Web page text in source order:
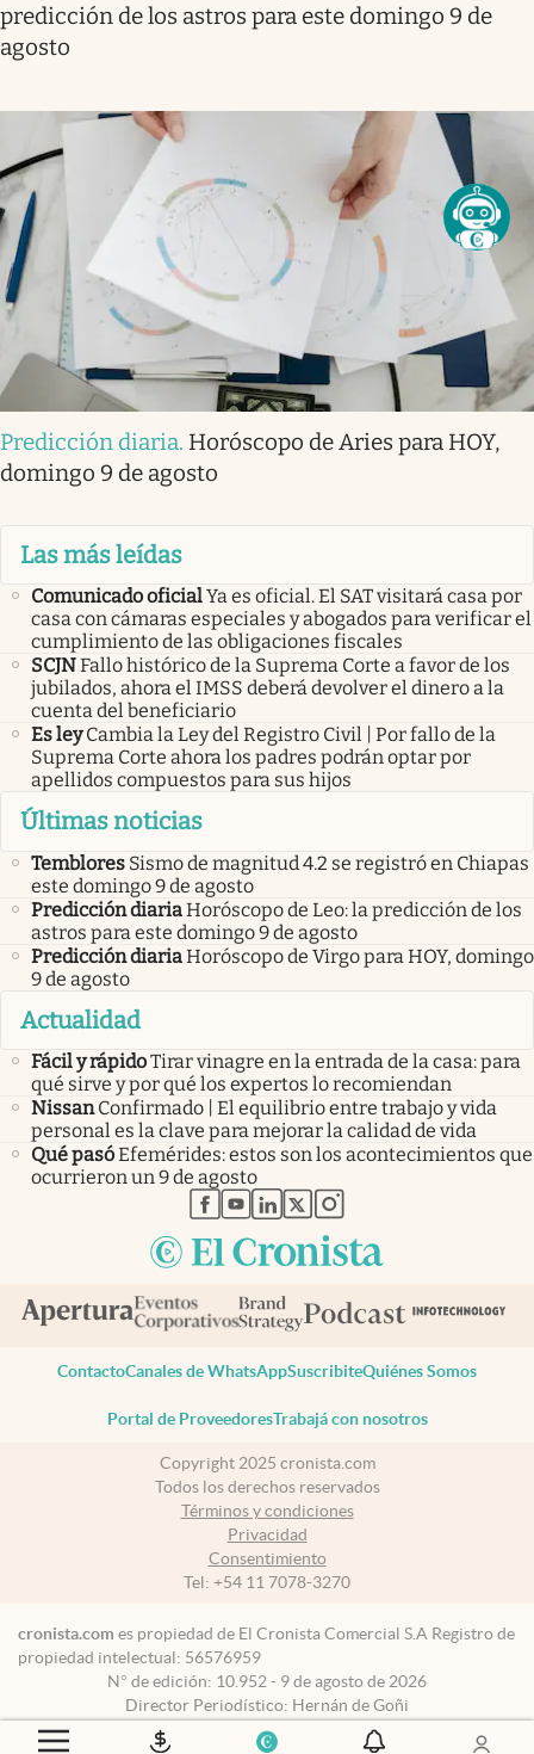
predicción de los astros para este domingo 9 de
agosto
Predicción diaria. Horóscopo de Aries para HOY,
domingo 9 de agosto
Las más leídas
Comunicado oficialYa es oficial. El SAT visitará casa por
casa con cámaras especiales y abogados para verificar el
cumplimiento de las obligaciones fiscales
SCJNFallo histórico de la Suprema Corte a favor de los
jubilados, ahora el IMSS deberá devolver el dinero a la
cuenta del beneficiario
Es ley Cambia la Ley del Registro Civil | Por fallo de la
Suprema Corte ahora los padres podrán optar por
apellidos compuestos para sus hijos
Últimas noticias
Temblores Sismo de magnitud 4.2 se registró en Chiapas
este domingo 9 de agosto
Predicción diariaHoróscopo de Leo: la predicción de los
astros para este domingo 9 de agosto
Predicción diariaHoróscopo de Virgo para HOY, domingo
9 de agosto
Actualidad
Fácil y rápidoTirar vinagre en la entrada de la casa: para
qué sirve y por qué los expertos lo recomiendan
Nissan Confirmado | El equilibrio entre trabajo y vida
personal es la clave para mejorar la calidad de vida
Qué pasóEfemérides: estos son los acontecimientos que
ocurrieron un 9 de agosto
abre en nueva pestaña
abre en nueva pestaña
abre en nueva pestaña
abre en nueva pestaña
abre en nueva pestaña
ContactoCanales de WhatsAppSuscribiteQuiénes Somos
Portal de ProveedoresTrabajá con nosotros
Copyright 2025 cronista.com
Todos los derechos reservados
Términos y condiciones
Privacidad
Consentimiento
Tel: +54 11 7078-3270
cronista.com es propiedad de El Cronista Comercial S.A Registro de
propiedad intelectual: 56576959
N° de edición: 10.952 - 9 de agosto de 2026
Director Periodístico: Hernán de Goñi